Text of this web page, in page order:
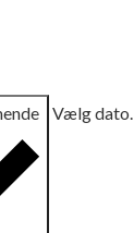
Vælg dato.